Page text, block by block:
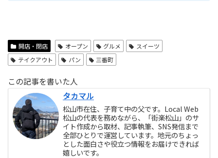
開店・閉店 オープン グルメ
スイーツ
テイクアウト
パン 三番町
この記事を書いた人
タカマル
松山市在住、子育て中の父です。Local Web
松山の代表を務めながら、「街楽松山」のサ
イト作成から取材、記事執筆、SNS発信まで
全部ひとりで運営しています。地元のちょっ
とした面白さや役立つ情報をお届けできれば
嬉しいです。